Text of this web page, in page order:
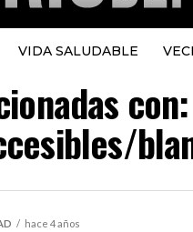
VIDA SALUDABLE
hace 4 años